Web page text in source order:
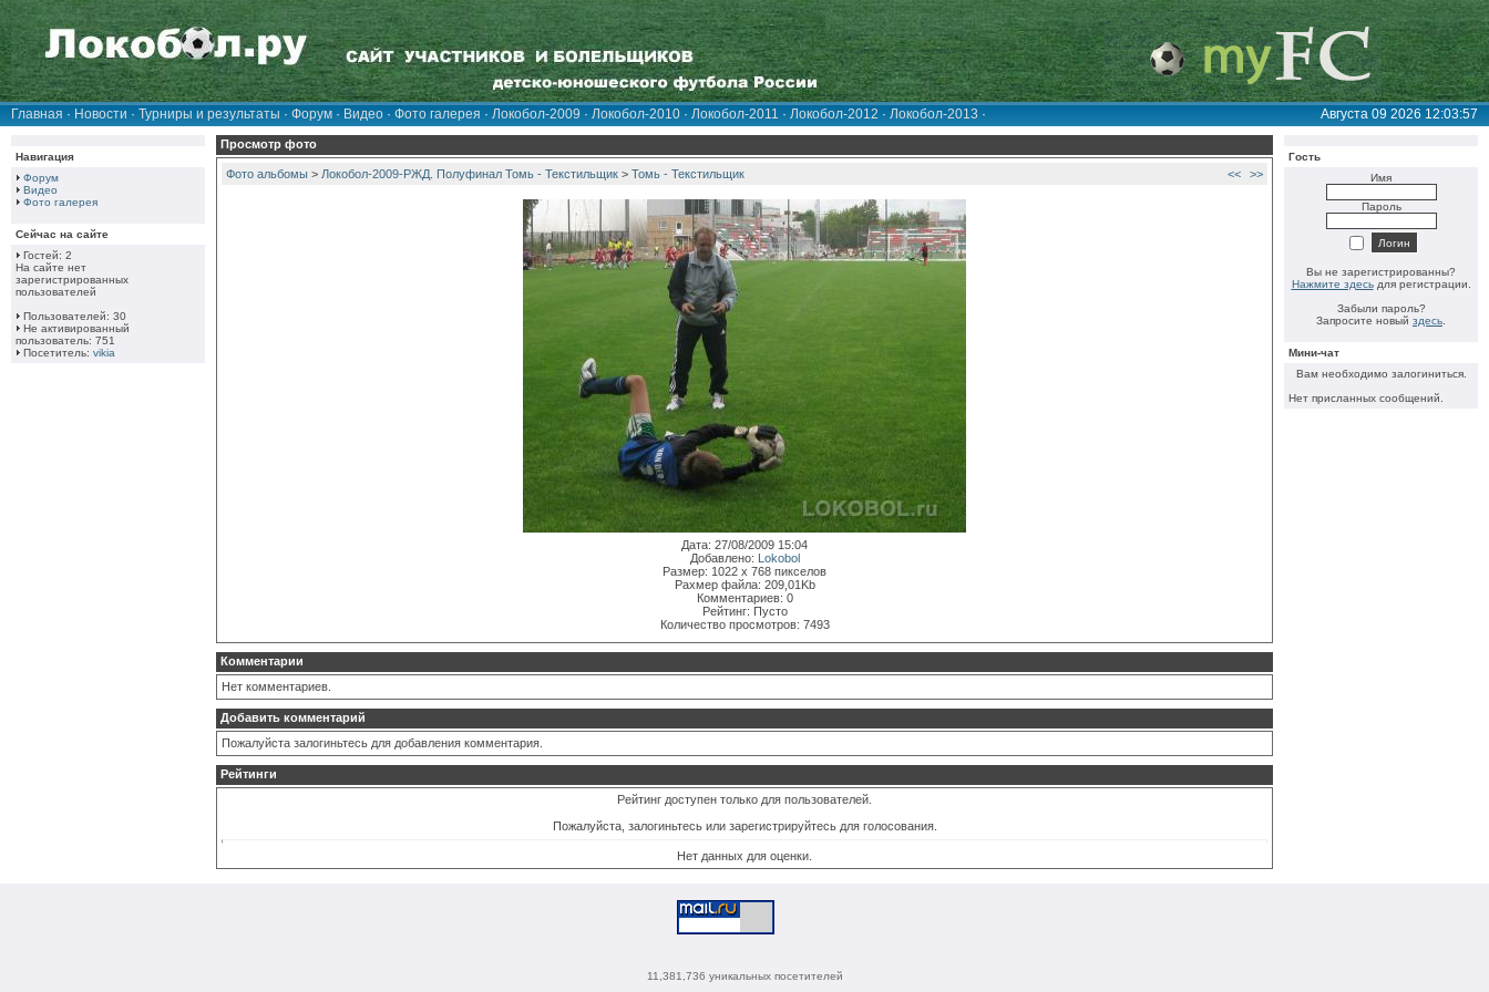
Главная · Новости · Турниры и результаты · Форум · Видео · Фото галерея · Локобол-2009 · Локобол-2010 · Локобол-2011 · Локобол-2012 · Локобол-2013 · Августа 09 2026 12:03:57
Навигация
Форум
Видео
Фото галерея
Сейчас на сайте
Гостей: 2
На сайте нет
зарегистрированных
пользователей
Пользователей: 30
Не активированный
пользователь: 751
Посетитель: vikia
Просмотр фото
Фото альбомы > Локобол-2009-РЖД. Полуфинал Томь - Текстильщик > Томь - Текстильщик << >>
Дата: 27/08/2009 15:04
Добавлено: Lokobol
Размер: 1022 x 768 пикселов
Рахмер файла: 209,01Kb
Комментариев: 0
Рейтинг: Пусто
Количество просмотров: 7493
Комментарии
Нет комментариев.
Добавить комментарий
Пожалуйста залогиньтесь для добавления комментария.
Рейтинги
Рейтинг доступен только для пользователей.
Пожалуйста, залогиньтесь или зарегистрируйтесь для голосования.
Нет данных для оценки.
Гость
Имя
Пароль
Вы не зарегистрированны?
Нажмите здесьдля регистрации.
Забыли пароль?
Запросите новый здесь.
Мини-чат
Вам необходимо залогиниться.
Нет присланных сообщений.
11,381,736 уникальных посетителей